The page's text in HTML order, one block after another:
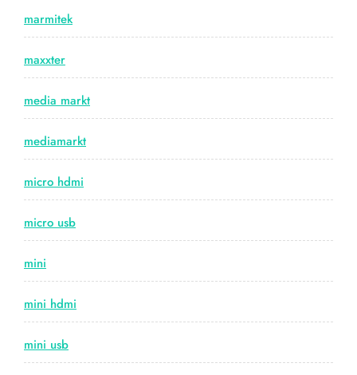
marmitek
maxxter
media markt
mediamarkt
micro hdmi
micro usb
mini
mini hdmi
mini usb